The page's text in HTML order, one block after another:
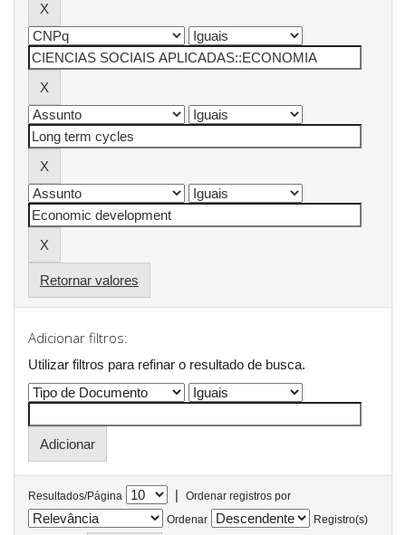
Retornar valores
Adicionar filtros:
Utilizar filtros para refinar o resultado de busca.
Resultados/Página |
Ordenar registros por
Ordenar
Registro(s)